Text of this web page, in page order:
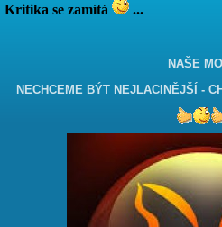
Kritika se zamítá ...
NAŠE
NECHCEME BÝT NEJLACINĚJŠÍ -